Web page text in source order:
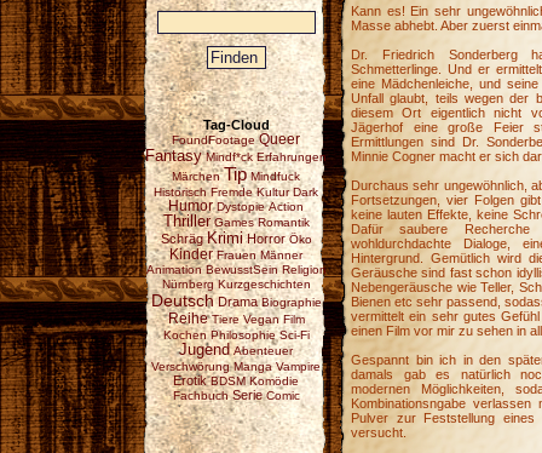
Tag-Cloud
FoundFootage Queer
Fantasy Mindf*ck Erfahrungen
Märchen Tip Mindfuck
Historisch Fremde Kultur Dark
Humor Dystopie Action
Thriller Games Romantik
Schräg Krimi Horror Öko
Kinder Frauen Männer
Animation BewusstSein Religion
Nürnberg Kurzgeschichten
Deutsch Drama Biographie
Reihe Tiere Vegan Film
Kochen Philosophie Sci-Fi
Jugend Abenteuer
Verschwörung Manga Vampire
Erotik BDSM Komödie
Fachbuch Serie Comic
Kann es! Ein sehr
Masse abhebt. Aber zuerst
Dr. Friedrich Sonderberg
Schmetterlinge. Und er
eine Mädchenleiche, und
Unfall glaubt, teils wegen der
diesem Ort eigentlich nicht
Jägerhof eine große Feier
Ermittlungen sind Dr.
Minnie Cogner macht er sich
Durchaus sehr ungewöhnlich,
Fortsetzungen, vier Folgen
keine lauten Effekte, keine
Dafür saubere Recherche
wohldurchdachte Dialoge,
Hintergrund. Gemütlich wird
Geräusche sind fast schon
Nebengeräusche wie Teller,
Bienen etc sehr passend,
vermittelt ein sehr gutes
einen Film vor mir zu sehen in
Gespannt bin ich in den
damals gab es natürlich
modernen Möglichkeiten,
Kombinationsngabe
Pulver zur Feststellung
versucht.